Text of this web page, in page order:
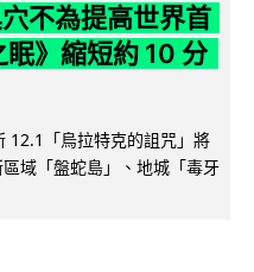
不為提高世界首
》縮短約 10 分
12.1「烏拉特克的詛咒」將
域「盤蛇島」、地城「毒牙